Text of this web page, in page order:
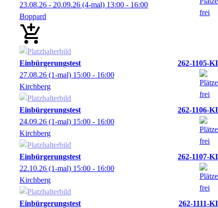
23.08.26 - 20.09.26 (4-mal) 13:00 - 16:00
Boppard
Einbürgerungstest
262-1105-KI
27.08.26 (1-mal) 15:00 - 16:00
Kirchberg
Einbürgerungstest
262-1106-KI
24.09.26 (1-mal) 15:00 - 16:00
Kirchberg
Einbürgerungstest
262-1107-KI
22.10.26 (1-mal) 15:00 - 16:00
Kirchberg
Einbürgerungstest
262-1111-KI